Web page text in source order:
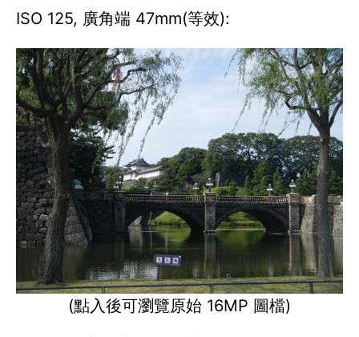
ISO 125, 廣角端 47mm(等效):
(點入後可瀏覽原始 16MP 圖檔)